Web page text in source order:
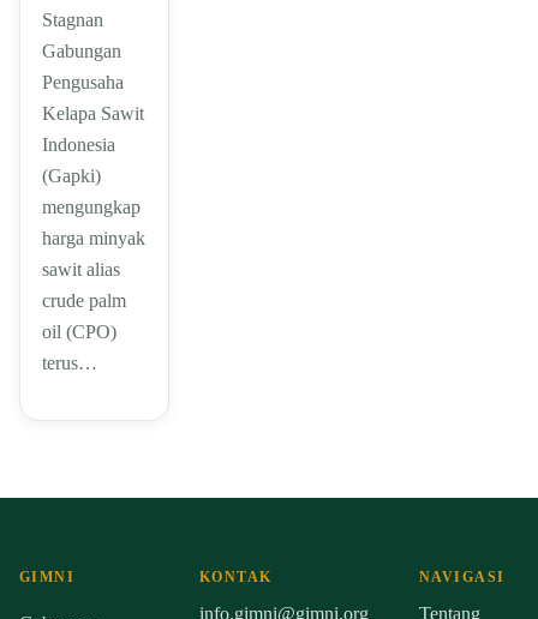
Stagnan
Gabungan
Pengusaha
Kelapa Sawit
Indonesia
(Gapki)
mengungkap
harga minyak
sawit alias
crude palm
oil (CPO)
terus…
GIMNI KONTAK
info.gimni@gimni.org
NAVIGASI
Tentang